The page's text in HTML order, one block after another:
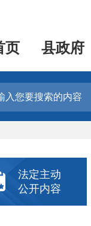
页 县政府
法定主动
公开内容